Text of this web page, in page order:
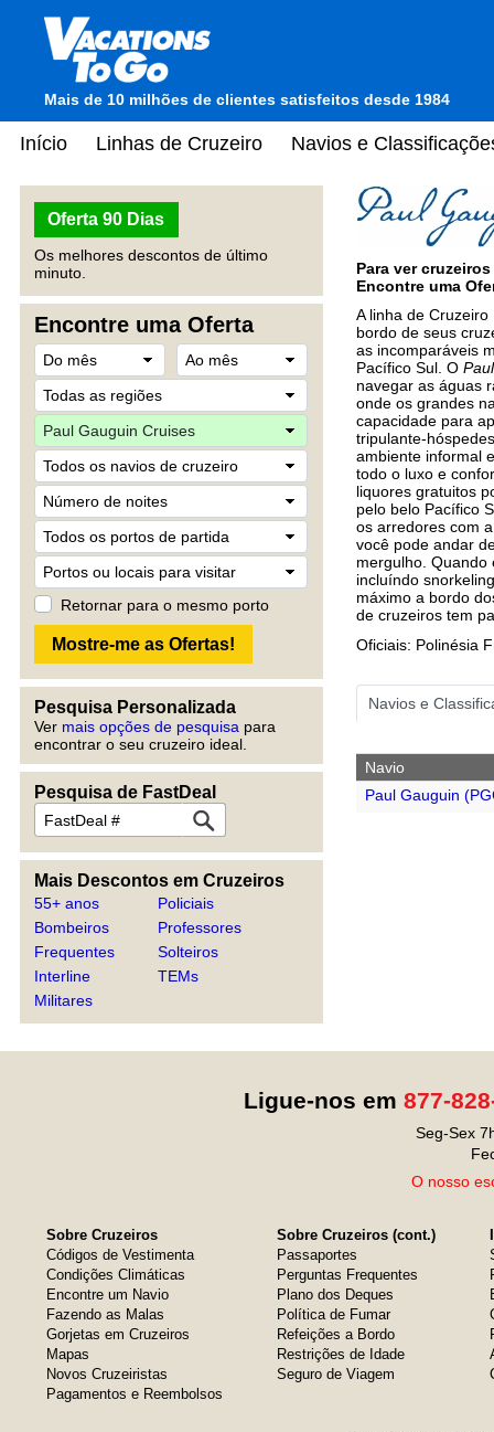
Mais de 10 milhões de clientes satisfeitos desde 1984
Início Linhas de Cruzeiro Navios e
Oferta 90 Dias
Os melhores descontos de último
minuto.
Encontre uma Oferta
Retornar para o mesmo porto
Pesquisa Personalizada
Ver mais opções de pesquisa para
encontrar o seu cruzeiro ideal.
Pesquisa de FastDeal
Mais Descontos em Cruzeiros
55+ anos
Bombeiros
Frequentes
Interline
Militares
Policiais
Professores
Solteiros
TEMs
Para ver
Encontre uma
A linha de
bordo de seus
as incomparáveis
Pacífico Sul. O
navegar as águas
onde os grandes
capacidade para
tripulante-
ambiente informal
todo o luxo e
liquores gratuitos
pelo belo Pacífico
os arredores com
você pode andar
mergulho. Quando
incluíndo
máximo a bordo
de cruzeiros tem
Oficiais: Polinésia
Navios e
Navio
Paul Gauguin
Ligue-nos em 877-
Seg-Sex
O nosso
Sobre Cruzeiros
Códigos de Vestimenta
Condições Climáticas
Encontre um Navio
Fazendo as Malas
Gorjetas em Cruzeiros
Mapas
Novos Cruzeiristas
Pagamentos e Reembolsos
Sobre Cruzeiros (cont.)
Passaportes
Perguntas Frequentes
Plano dos Deques
Política de Fumar
Refeições a Bordo
Restrições de Idade
Seguro de Viagem